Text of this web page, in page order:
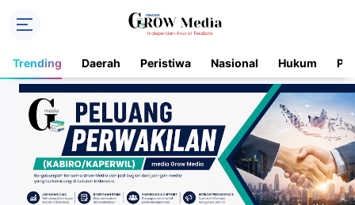
Trending Daerah Peristiwa Nasional Hukum